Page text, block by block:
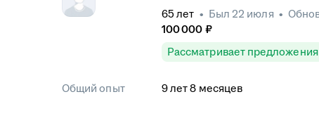
65 лет • Был 22 июля •
100 000 ₽
Рассматривает предложения
Общий опыт 9лет 8 месяцев